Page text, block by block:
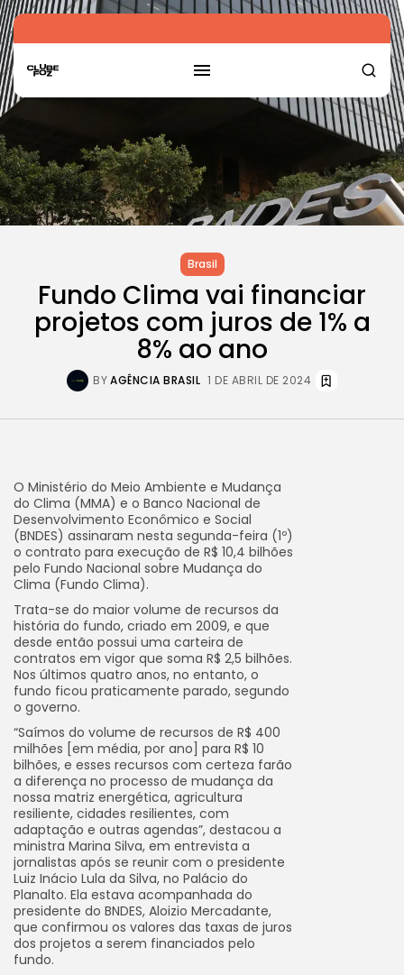
Brasil
Fundo Clima vai financiar
projetos com juros de 1% a
8% ao ano
BYAGÊNCIA BRASIL 1 DE ABRIL DE 2024
O Ministério do Meio Ambiente e Mudança
do Clima (MMA) e o Banco Nacional de
Desenvolvimento Econômico e Social
(BNDES) assinaram nesta segunda-feira (1º)
o contrato para execução de R$ 10,4 bilhões
pelo Fundo Nacional sobre Mudança do
Clima (Fundo Clima).
Trata-se do maior volume de recursos da
história do fundo, criado em 2009, e que
desde então possui uma carteira de
contratos em vigor que soma R$ 2,5 bilhões.
Nos últimos quatro anos, no entanto, o
fundo ficou praticamente parado, segundo
o governo.
“Saímos do volume de recursos de R$ 400
milhões [em média, por ano] para R$ 10
bilhões, e esses recursos com certeza farão
a diferença no processo de mudança da
nossa matriz energética, agricultura
resiliente, cidades resilientes, com
adaptação e outras agendas”, destacou a
ministra Marina Silva, em entrevista a
jornalistas após se reunir com o presidente
Luiz Inácio Lula da Silva, no Palácio do
Planalto. Ela estava acompanhada do
presidente do BNDES, Aloizio Mercadante,
que confirmou os valores das taxas de juros
dos projetos a serem financiados pelo
fundo.